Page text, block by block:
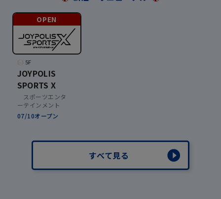
OPEN
5F
JOYPOLIS
SPORTS X
スポーツエンタ
ーテインメント
07/10オープン
すべて見る